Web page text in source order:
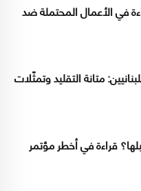
في الأعمال المحتملة ضد
متانة التقليد وتمثّلات
قراءة في أخطر مؤتمر